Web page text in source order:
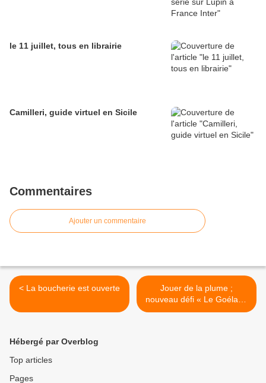
le 11 juillet, tous en librairie
Camilleri, guide virtuel en Sicile
Commentaires
Ajouter un commentaire
< La boucherie est ouverte
Jouer de la plume ;
nouveau défi « Le Goéland
Motivé » >
Hébergé par Overblog
Top articles
Pages